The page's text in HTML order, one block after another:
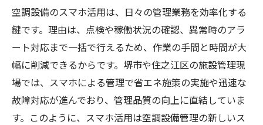
空調設備のスマホ活用は、日々の管理業務を効率化する
鍵です。理由は、点検や稼働状況の確認、異常時のアラ
ート対応まで一括で行えるため、作業の手間と時間が大
幅に削減できるからです。堺市や住之江区の施設管理現
場では、スマホによる管理で省エネ施策の実施や迅速な
故障対応が進んでおり、管理品質の向上に直結していま
す。このように、スマホ活用は空調設備管理の新しいス